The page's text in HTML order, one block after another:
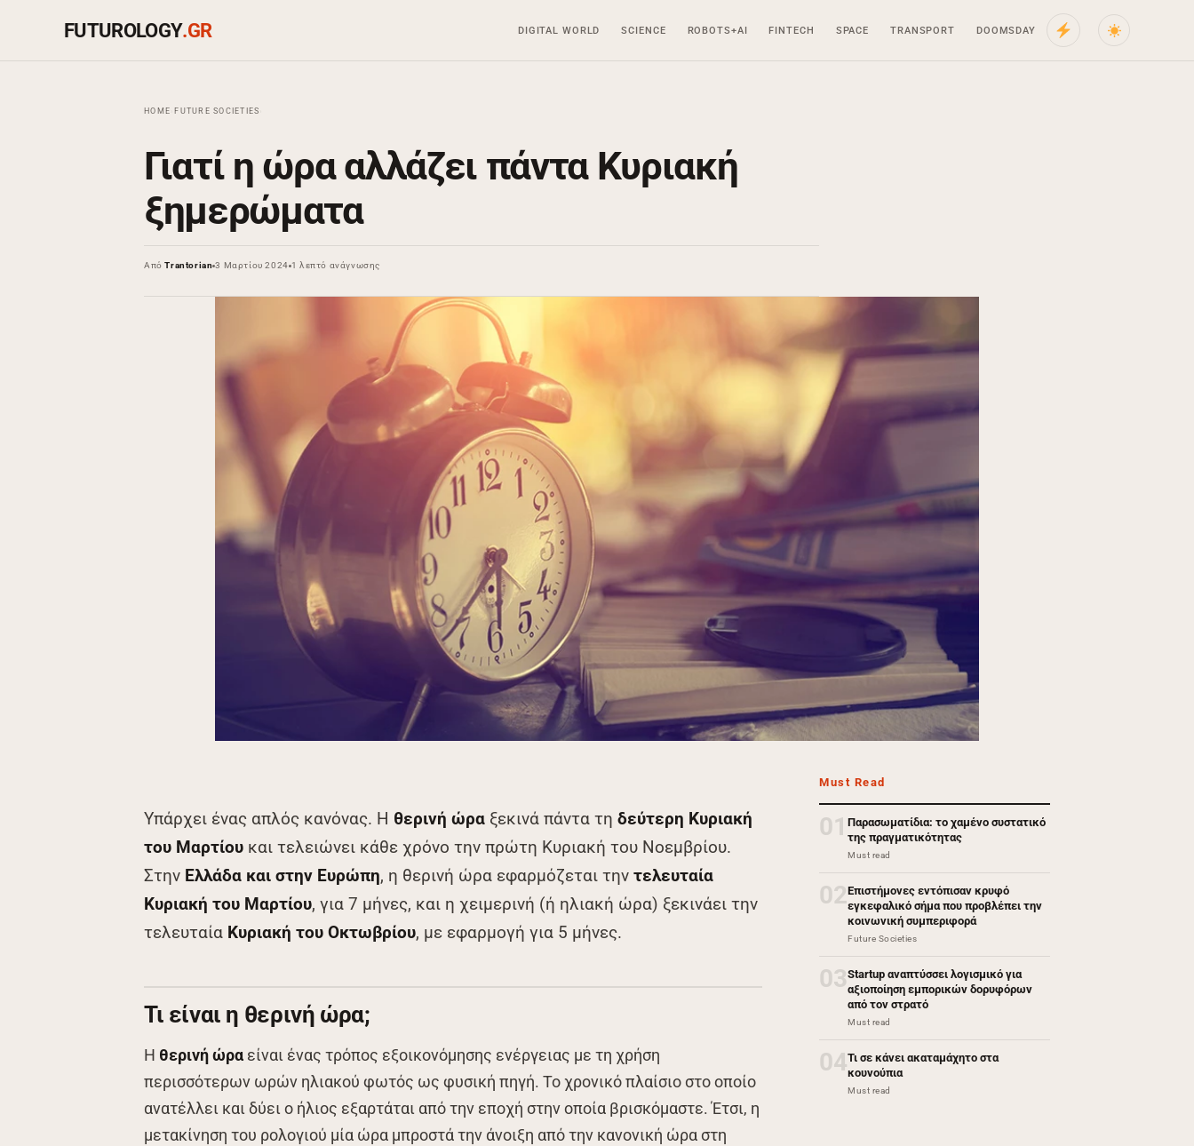
FUTUROLOGY.GR DIGITAL WORLD SCIENCE ROBOTS+AI FINTECH SPACE TRANSPORT DOOMSDAY
HOME FUTURE SOCIETIES
Γιατί η ώρα αλλάζει πάντα Κυριακή
ξημερώματα
ΑπόTrantorian 3 Μαρτίου 2024 1 λεπτό ανάγνωσης
Υπάρχει ένας απλός κανόνας. Η θερινή ώρα ξεκινά πάντα τη δεύτερη Κυριακή
του Μαρτίου και τελειώνει κάθε χρόνο την πρώτη Κυριακή του Νοεμβρίου.
Στην Ελλάδα και στην Ευρώπη, η θερινή ώρα εφαρμόζεται την τελευταία
Κυριακή του Μαρτίου, για 7 μήνες, και η χειμερινή (ή ηλιακή ώρα) ξεκινάει την
τελευταία Κυριακή του Οκτωβρίου, με εφαρμογή για 5 μήνες.
Τι είναι η θερινή ώρα;
Η θερινή ώρα είναι ένας τρόπος εξοικονόμησης ενέργειας με τη χρήση
περισσότερων ωρών ηλιακού φωτός ως φυσική πηγή. Το χρονικό πλαίσιο στο οποίο
ανατέλλει και δύει ο ήλιος εξαρτάται από την εποχή στην οποία βρισκόμαστε. Έτσι, η
μετακίνηση του ρολογιού μία ώρα μπροστά την άνοιξη από την κανονική ώρα στη
Must Read
01 Παρασωματίδια: το χαμένο συστατικό
της πραγματικότητας
Must read
02Επιστήμονες εντόπισαν κρυφό
εγκεφαλικό σήμα που προβλέπει την
κοινωνική συμπεριφορά
Future Societies
03Startup αναπτύσσει λογισμικό για
αξιοποίηση εμπορικών δορυφόρων
από τον στρατό
Must read
04Τι σε κάνει ακαταμάχητο στα
κουνούπια
Must read